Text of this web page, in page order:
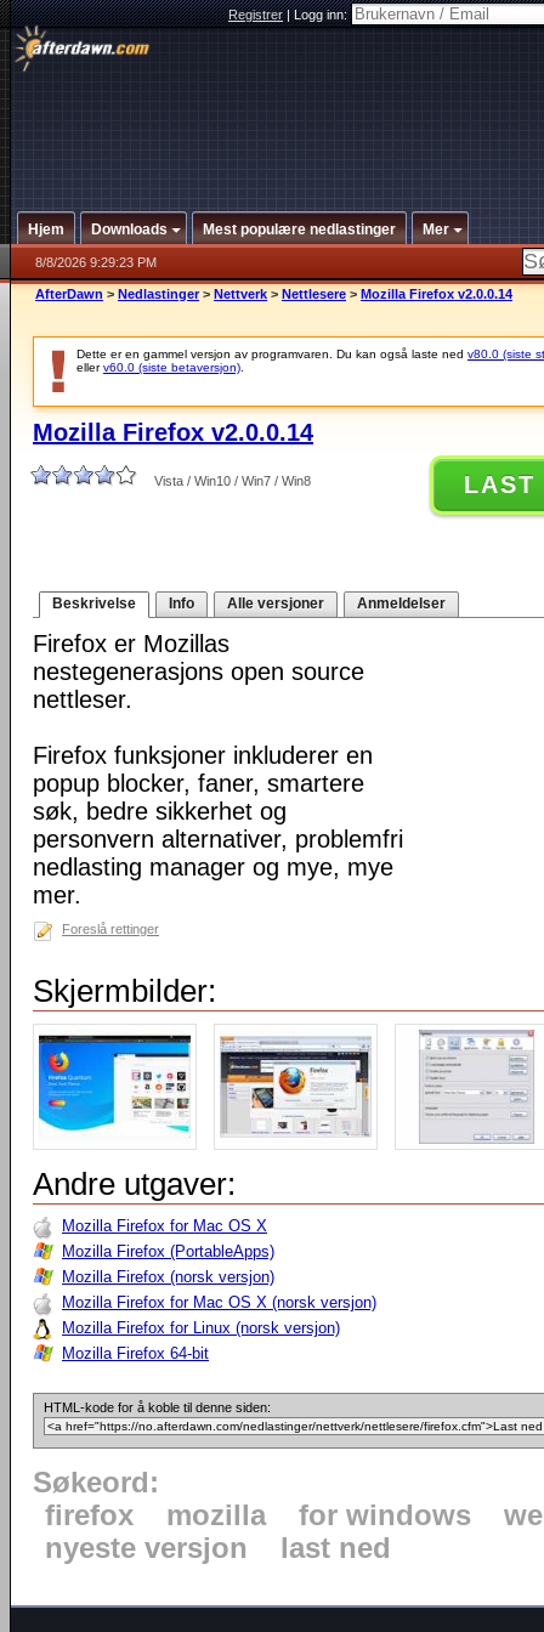
Registrer|Logg inn:
Hjem Downloads Mest populære nedlastinger Mer
8/8/2026 9:29:23 PM
AfterDawn > Nedlastinger > Nettverk > Nettlesere > Mozilla Firefox v2.0.0.14
Dette er en gammel versjon av programvaren. Du kan også laste ned v80.0 (siste
ellerv60.0 (siste betaversjon)
Mozilla Firefox v2.0.0.14
Vista / Win10 / Win7 / Win8 LAST
Beskrivelse Info Alle versjoner Anmeldelser
Firefox er Mozillas
nestegenerasjons open source
nettleser.
Firefox funksjoner inkluderer en
popup blocker, faner, smartere
søk, bedre sikkerhet og
personvern alternativer, problemfri
nedlasting manager og mye, mye
mer.
Foreslå rettinger
Skjermbilder:
Andre utgaver:
Mozilla Firefox for Mac OS X
Mozilla Firefox (PortableApps)
Mozilla Firefox (norsk versjon)
Mozilla Firefox for Mac OS X (norsk versjon)
Mozilla Firefox for Linux (norsk versjon)
Mozilla Firefox 64-bit
HTML-kode for å koble til denne siden:
Søkeord:
firefox
mozilla for windows
nyeste versjon
last ned